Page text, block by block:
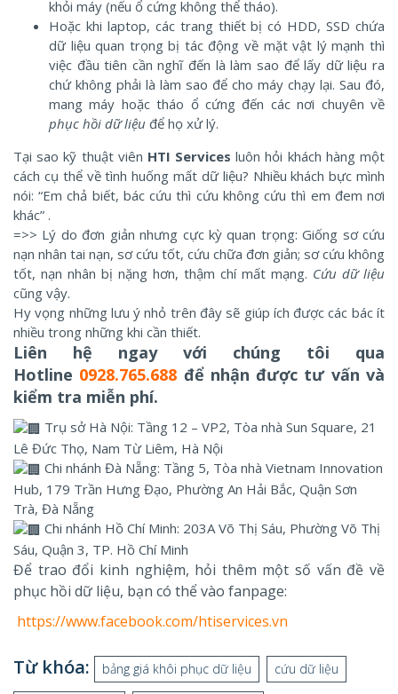
khỏi máy (nếu ổ cứng không thể tháo).
Hoặc khi laptop, các trang thiết bị có HDD, SSD chứa
dữ liệu quan trọng bị tác động về mặt vật lý mạnh thì
việc đầu tiên cần nghĩ đến là làm sao để lấy dữ liệu ra
chứ không phải là làm sao để cho máy chạy lại. Sau đó,
mang máy hoặc tháo ổ cứng đến các nơi chuyên về
phục hồi dữ liệu để họ xử lý.
Tại sao kỹ thuật viên HTI Services luôn hỏi khách hàng một
cách cụ thể về tình huống mất dữ liệu? Nhiều khách bực mình
nói: “Em chả biết, bác cứu thì cứu không cứu thì em đem nơi
khác” .
=>> Lý do đơn giản nhưng cực kỳ quan trọng: Giống sơ cứu
nạn nhân tai nạn, sơ cứu tốt, cứu chữa đơn giản; sơ cứu không
tốt, nạn nhân bị nặng hơn, thậm chí mất mạng. Cứu dữ liệu
cũng vậy.
Hy vọng những lưu ý nhỏ trên đây sẽ giúp ích được các bác ít
nhiều trong những khi cần thiết.
Liên hệ ngay với chúng tôi qua
Hotline 0928.765.688 để nhận được tư vấn và
kiểm tra miễn phí.
Trụ sở Hà Nội: Tầng 12 – VP2, Tòa nhà Sun Square, 21
Lê Đức Thọ, Nam Từ Liêm, Hà Nội
Chi nhánh Đà Nẵng: Tầng 5, Tòa nhà Vietnam Innovation
Hub, 179 Trần Hưng Đạo, Phường An Hải Bắc, Quận Sơn
Trà, Đà Nẵng
Chi nhánh Hồ Chí Minh: 203A Võ Thị Sáu, Phường Võ Thị
Sáu, Quận 3, TP. Hồ Chí Minh
Để trao đổi kinh nghiệm, hỏi thêm một số vấn đề về
phục hồi dữ liệu, bạn có thể vào fanpage:
https://www.facebook.com/htiservices.vn
Từ khóa: bảng giá khôi phục dữ liệu cứu dữ liệu